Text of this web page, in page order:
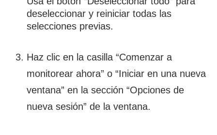
deseleccionar y reiniciar todas las
selecciones previas.
Haz clic en la casilla “Comenzar a
monitorear ahora” o “Iniciar en una nueva
ventana” en la sección “Opciones de
nueva sesión” de la ventana.